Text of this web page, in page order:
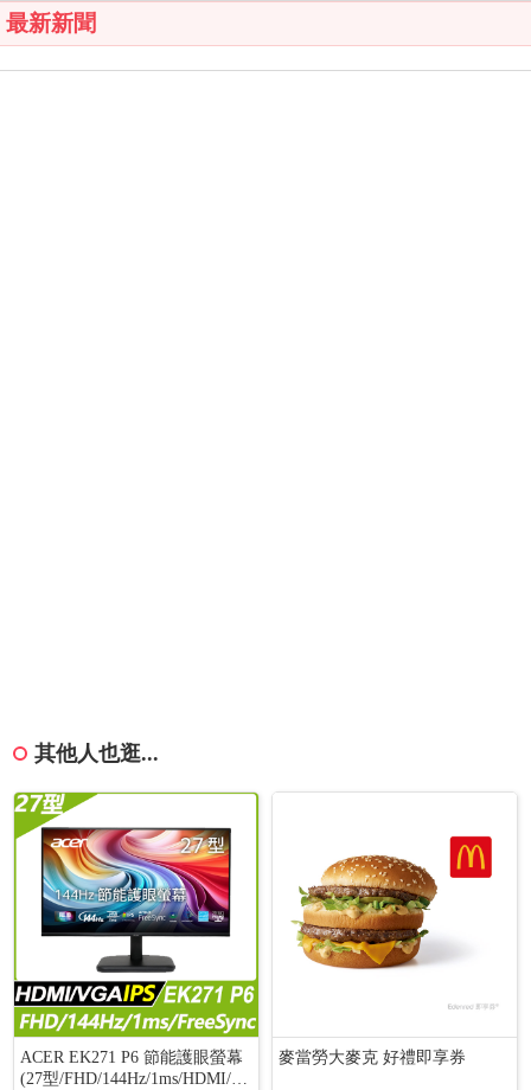
最新新聞
其他人也逛...
ACER EK271 P6 節能護眼螢幕
(27型/FHD/144Hz/1ms/HDMI/V
麥當勞大麥克 好禮即享券